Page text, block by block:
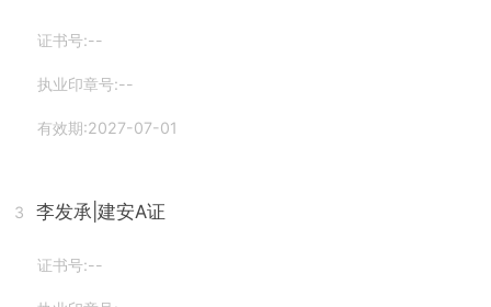
证书号:--
执业印章号:--
有效期:2027-07-01
3 李发承 |建安A证
证书号:--